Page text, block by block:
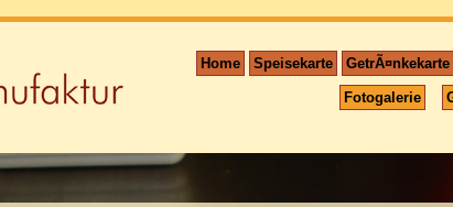
Home Speisekarte GetrÃ¤nkekarte
Fotogalerie